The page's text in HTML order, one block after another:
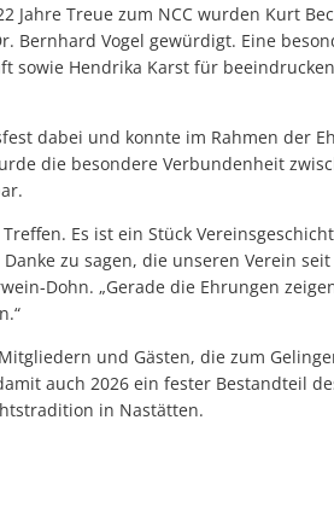
Jahre Treue zum NCC wurden Kurt
Bernhard Vogel gewürdigt. Eine
sowie Hendrika Karst für
dabei und konnte im Rahmen der
die besondere Verbundenheit
Es ist ein Stück
zu sagen, die unseren Verein
Dohn. „Gerade die Ehrungen
und Gästen, die zum
auch 2026 ein fester Bestandteil
in Nastätten.